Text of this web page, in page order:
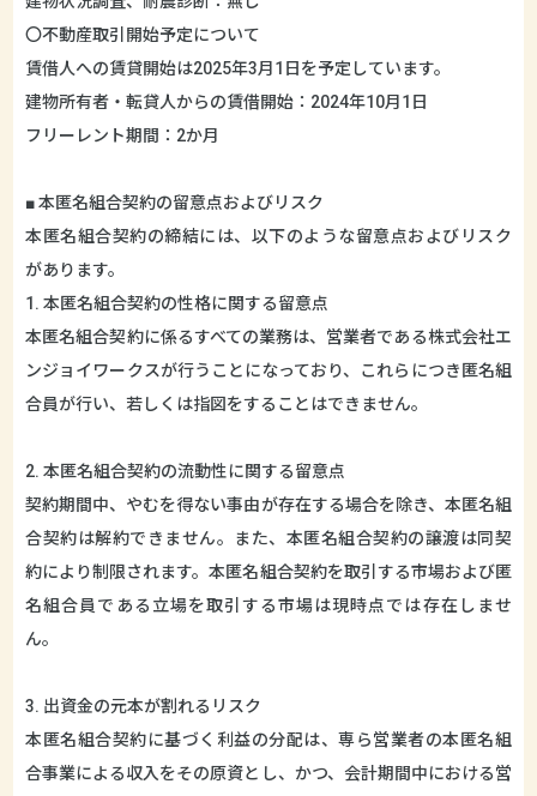
〇不動産取引開始予定について
賃借人への賃貸開始は2025年3月1日を予定しています。
建物所有者・転貸人からの賃借開始：2024年10月1日
フリーレント期間：2か月
■ 本匿名組合契約の留意点およびリスク
本匿名組合契約の締結には、以下のような留意点およびリスク
があります。
1. 本匿名組合契約の性格に関する留意点
本匿名組合契約に係るすべての業務は、営業者である株式会社エ
ンジョイワークスが行うことになっており、これらにつき匿名組
合員が行い、若しくは指図をすることはできません。
2. 本匿名組合契約の流動性に関する留意点
契約期間中、やむを得ない事由が存在する場合を除き、本匿名組
合契約は解約できません。また、本匿名組合契約の譲渡は同契
約により制限されます。本匿名組合契約を取引する市場および匿
名組合員である立場を取引する市場は現時点では存在しませ
ん。
3. 出資金の元本が割れるリスク
本匿名組合契約に基づく利益の分配は、専ら営業者の本匿名組
合事業による収入をその原資とし、かつ、会計期間中における営